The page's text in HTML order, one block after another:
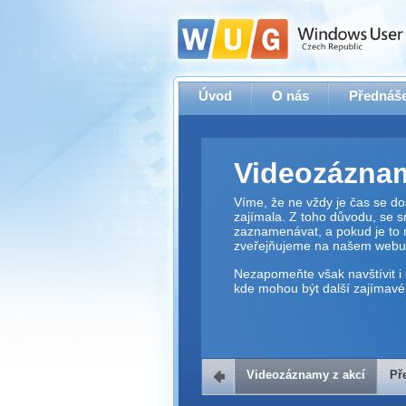
Úvod O nás
Víme, že ne vždy je čas se
zajímala. Z toho důvodu, se
zaznamenávat, a pokud je to
zveřejňujeme na našem webu.
Nezapomeňte však navštívit i
kde mohou být další zajímavé
Přehrávač
Videozáznamy z akcí